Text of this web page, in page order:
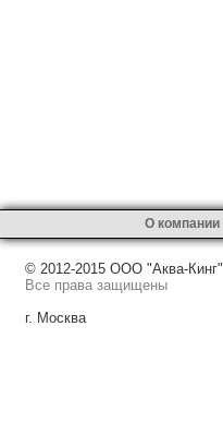
О компании
© 2012-2015 ООО "Аква-Кинг"
Все права защищены
г. Москва